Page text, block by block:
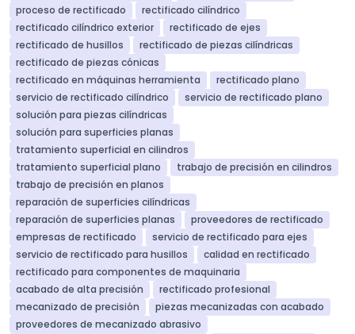
proceso de rectificado
rectificado cilíndrico
rectificado cilíndrico exterior
rectificado de ejes
rectificado de husillos
rectificado de piezas cilíndricas
rectificado de piezas cónicas
rectificado en máquinas herramienta
rectificado plano
servicio de rectificado cilíndrico
servicio de rectificado plano
solución para piezas cilíndricas
solución para superficies planas
tratamiento superficial en cilindros
tratamiento superficial plano
trabajo de precisión en cilindros
trabajo de precisión en planos
reparación de superficies cilíndricas
reparación de superficies planas
proveedores de rectificado
empresas de rectificado
servicio de rectificado para ejes
servicio de rectificado para husillos
calidad en rectificado
rectificado para componentes de maquinaria
acabado de alta precisión
rectificado profesional
mecanizado de precisión
piezas mecanizadas con acabado
proveedores de mecanizado abrasivo